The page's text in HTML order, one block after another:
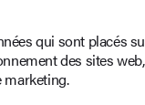
qui sont placés
des sites